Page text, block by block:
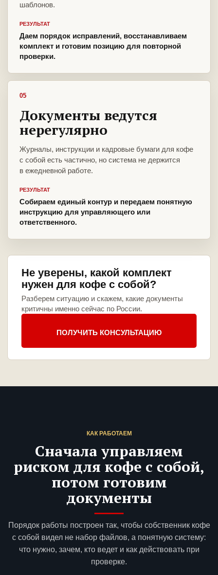
шаблонов.
РЕЗУЛЬТАТ
Даем порядок исправлений, восстанавливаем
комплект и готовим позицию для повторной
проверки.
05
Документы ведутся
нерегулярно
Журналы, инструкции и кадровые бумаги для кофе
с собой есть частично, но система не держится
в ежедневной работе.
РЕЗУЛЬТАТ
Собираем единый контур и передаем понятную
инструкцию для управляющего или
ответственного.
Не уверены, какой комплект
нужен для кофе с собой?
Разберем ситуацию и скажем, какие документы
критичны именно сейчас по России.
ПОЛУЧИТЬ КОНСУЛЬТАЦИЮ
КАК РАБОТАЕМ
Сначала управляем
риском для кофе с собой,
потом готовим
документы
Порядок работы построен так, чтобы собственник кофе
с собой видел не набор файлов, а понятную систему:
что нужно, зачем, кто ведет и как действовать при
проверке.